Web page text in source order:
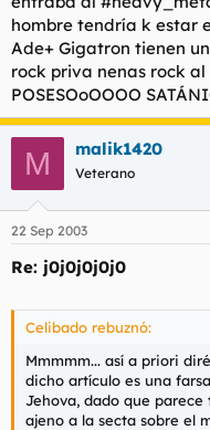
hombre tendría k estar
Ade+ Gigatron tienen
rock priva nenas rock al
POSESOoOOOO
M malik1420
Veterano
22 Sep 2003
Re: j0j0j0j0j0
Celibado rebuznó:
Mmmmm... así a priori
dicho artículo es una
Jehova, dado que
ajeno a la secta sobre el